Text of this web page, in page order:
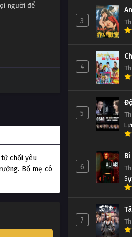
người để
chối yêu
Bố mẹ cô
3
4
5
6
Sự,
7